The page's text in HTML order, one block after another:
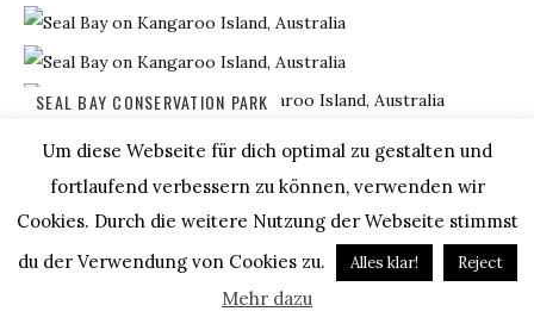
SEAL BAY CONSERVATION PARK
LIFE CAN BE SO EASY – AS A SEAL.
ADMIRALS ARCH
Um diese Webseite für dich optimal zu gestalten und
fortlaufend verbessern zu können, verwenden wir
Cookies. Durch die weitere Nutzung der Webseite stimmst
du der Verwendung von Cookies zu.
Alles klar! Reject
Mehr dazu